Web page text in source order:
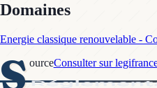
Domaines
Energie classique renouvelable -
S ourceConsulter sur